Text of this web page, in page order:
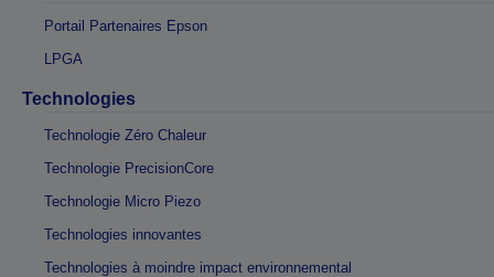
Portail Partenaires Epson
LPGA
Technologies
Technologie Zéro Chaleur
Technologie PrecisionCore
Technologie Micro Piezo
Technologies innovantes
Technologies à moindre impact environnemental